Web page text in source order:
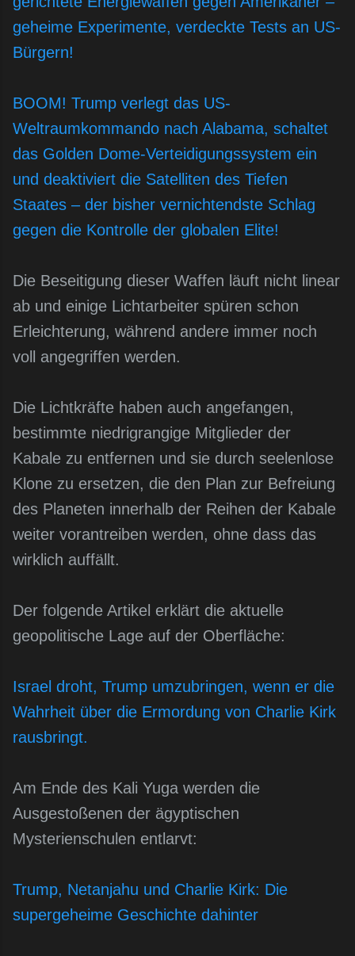
geheime Experimente, verdeckte Tests an US-
Bürgern!
BOOM! Trump verlegt das US-
Weltraumkommando nach Alabama, schaltet
das Golden Dome-Verteidigungssystem ein
und deaktiviert die Satelliten des Tiefen
Staates – der bisher vernichtendste Schlag
gegen die Kontrolle der globalen Elite!
Die Beseitigung dieser Waffen läuft nicht linear
ab und einige Lichtarbeiter spüren schon
Erleichterung, während andere immer noch
voll angegriffen werden.
Die Lichtkräfte haben auch angefangen,
bestimmte niedrigrangige Mitglieder der
Kabale zu entfernen und sie durch seelenlose
Klone zu ersetzen, die den Plan zur Befreiung
des Planeten innerhalb der Reihen der Kabale
weiter vorantreiben werden, ohne dass das
wirklich auffällt.
Der folgende Artikel erklärt die aktuelle
geopolitische Lage auf der Oberfläche:
Israel droht, Trump umzubringen, wenn er die
Wahrheit über die Ermordung von Charlie Kirk
rausbringt.
Am Ende des Kali Yuga werden die
Ausgestoßenen der ägyptischen
Mysterienschulen entlarvt:
Trump, Netanjahu und Charlie Kirk: Die
supergeheime Geschichte dahinter